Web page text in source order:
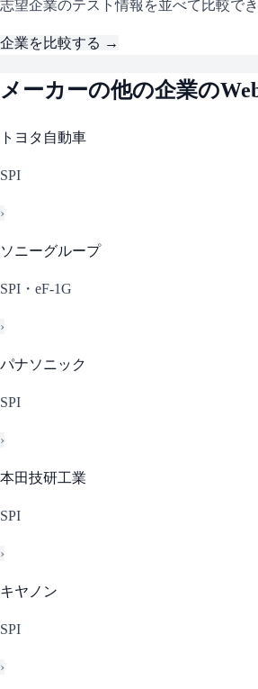
志望企業のテスト情報を並べて比較で
企業を比較する →
メーカーの他の企業の
トヨタ自動車
SPI
›
ソニーグループ
SPI・eF-1G
›
パナソニック
SPI
›
本田技研工業
SPI
›
キヤノン
SPI
›